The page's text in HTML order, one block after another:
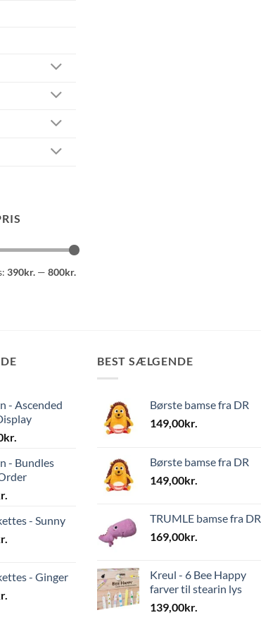
390kr. — 800kr.
- Ascended
kr.
- Bundles
- Sunny
- Ginger
BEST SÆLGENDE
Børste bamse fra DR
149,00kr.
Børste bamse fra DR
149,00kr.
TRUMLE bamse fra DR
169,00kr.
Kreul - 6 Bee Happy
farver til stearin lys
139,00kr.